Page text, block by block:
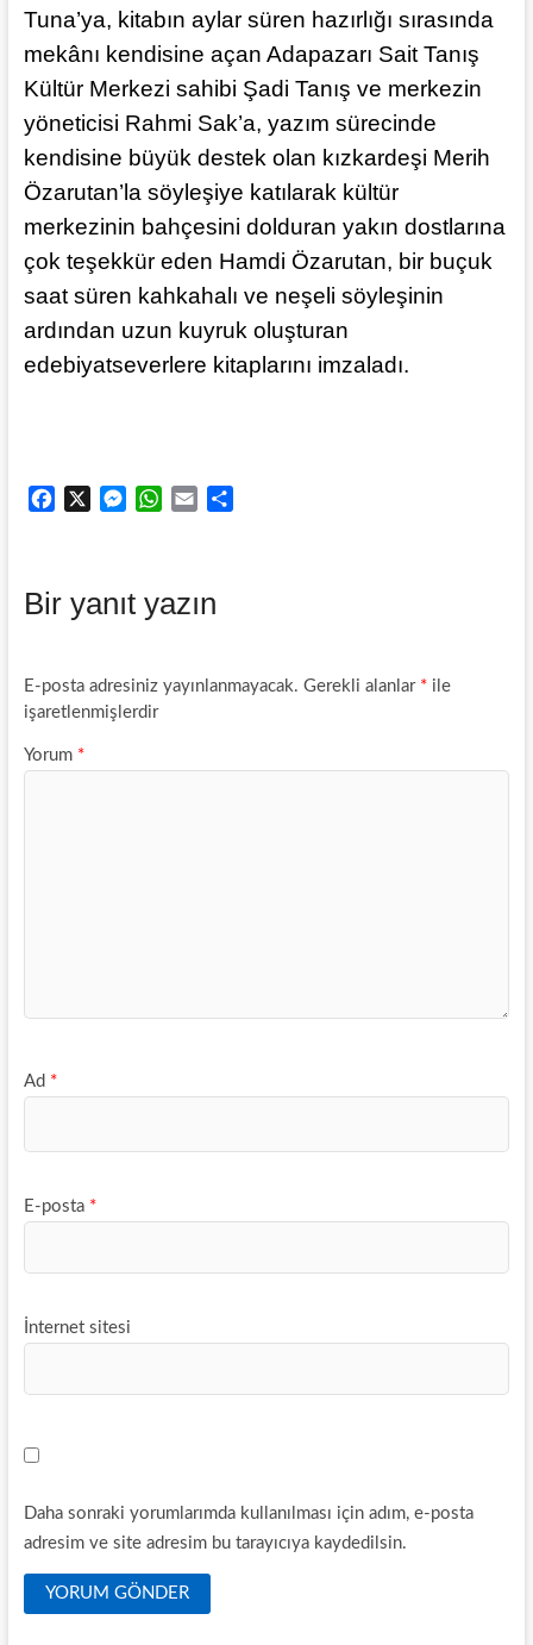
Tuna’ya, kitabın aylar süren hazırlığı sırasında
mekânı kendisine açan Adapazarı Sait Tanış
Kültür Merkezi sahibi Şadi Tanış ve merkezin
yöneticisi Rahmi Sak’a, yazım sürecinde
kendisine büyük destek olan kızkardeşi Merih
Özarutan’la söyleşiye katılarak kültür
merkezinin bahçesini dolduran yakın dostlarına
çok teşekkür eden Hamdi Özarutan, bir buçuk
saat süren kahkahalı ve neşeli söyleşinin
ardından uzun kuyruk oluşturan
edebiyatseverlere kitaplarını imzaladı.
b
k
M
e
e
r
W
s
p
l
Bir yanıt yazın
E-posta adresiniz yayınlanmayacak. Gerekli alanlar *ile
işaretlenmişlerdir
Yorum *
Ad *
E-posta *
İnternet sitesi
Daha sonraki yorumlarımda kullanılması için adım, e-posta
adresim ve site adresim bu tarayıcıya kaydedilsin.